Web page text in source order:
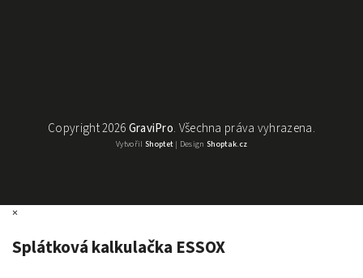
Copyright 2026GraviPro. Všechna práva vyhrazena.
Vytvořil Shoptet| Design Shoptak.cz
×
Splátková kalkulačka ESSOX